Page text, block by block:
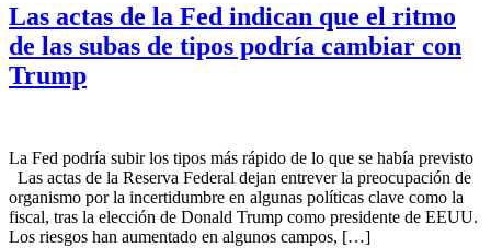
Las actas de la Fed indican que el ritmo
de las subas de tipos podría cambiar con
Trump
La Fed podría subir los tipos más rápido de lo que se había previsto
Las actas de la Reserva Federal dejan entrever la preocupación de
organismo por la incertidumbre en algunas políticas clave como la
fiscal, tras la elección de Donald Trump como presidente de EEUU.
Los riesgos han aumentado en algunos campos, […]